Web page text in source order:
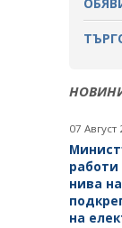
07 Август
нива
на